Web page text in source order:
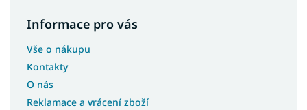
Informace pro vás
Vše o nákupu
Kontakty
O nás
Reklamace a vrácení zboží